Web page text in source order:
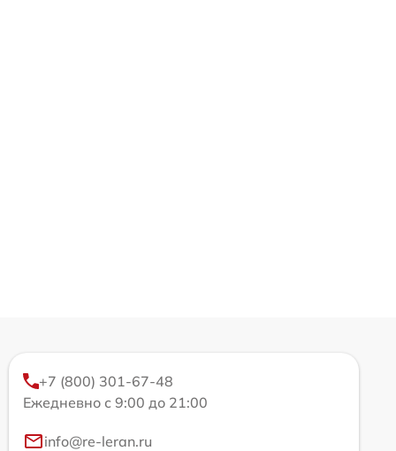
+7 (800) 301-67-48
Ежедневно с 9:00 до 21:00
info@re-leran.ru